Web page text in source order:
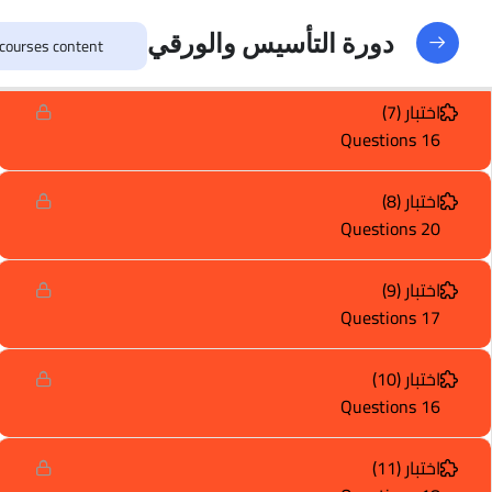
اختبار (6)
13 Questions
اختبار (7)
16 Questions
اختبار (8)
20 Questions
اختبار (9)
17 Questions
اختبار (10)
16 Questions
اختبار (11)
دورة التأسيس والورقي